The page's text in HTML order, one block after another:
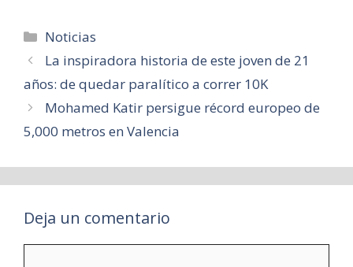
Categorías
Noticias
La inspiradora historia de este joven de 21
años: de quedar paralítico a correr 10K
Mohamed Katir persigue récord europeo de
5,000 metros en Valencia
Deja un comentario